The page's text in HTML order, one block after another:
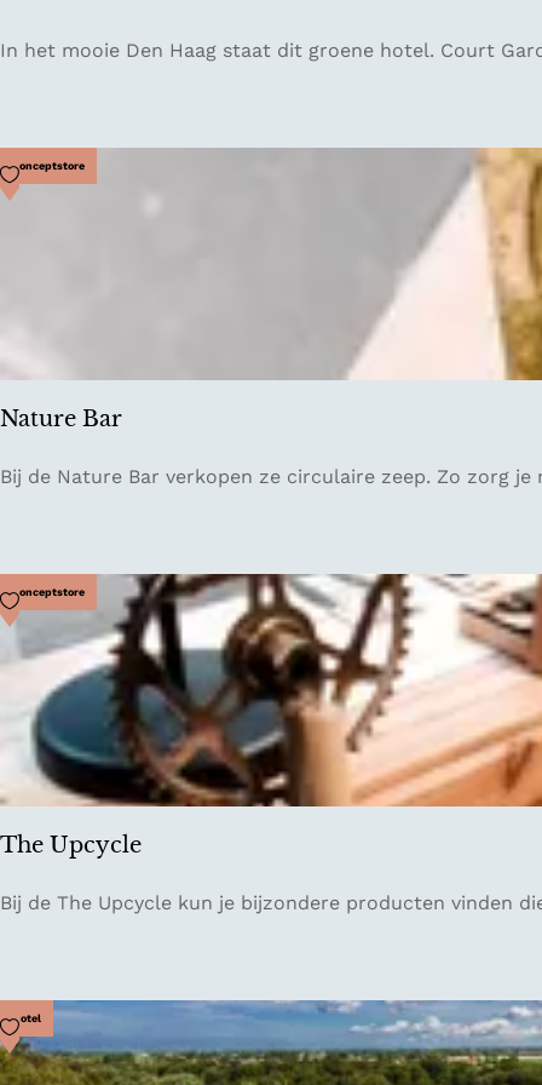
C
t
G
t
l
In het mooie Den Haag staat dit groene hotel. Court
Nature Bar
N
r
e
Conceptstore
Voeg toe als favoriet
Bij de Nature Bar verkopen ze circulaire zeep. Zo zorg
The Upcycle
T
p
c
y
Conceptstore
Voeg toe als favoriet
Bij de The Upcycle kun je bijzondere producten vinden
Hotel
Voeg toe als favoriet